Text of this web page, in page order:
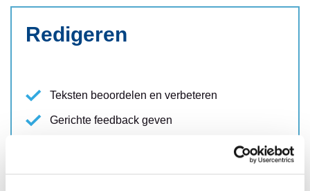
Redigeren
Teksten beoordelen en verbeteren
Gerichte feedback geven